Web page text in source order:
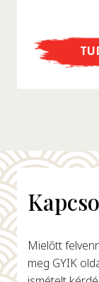
Mielőtt
meg GYIK